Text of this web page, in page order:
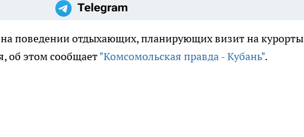
на поведении отдыхающих, планирующих визит на курорты
об этом сообщает"Комсомольская правда - Кубань".